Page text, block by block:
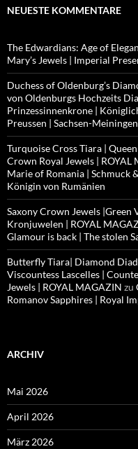
NEUESTE KOMMENTARE
The Edwardians: Age of
Mary’s Jewels | Imperial
Duchess of Oldenburg’s
von Oldenburgs Hochzeits
Prinzessinnenkrone |
Preussen | Sachsen-Meiningen
Turquoise Cross Tiara |
Crown Royal Jewels | ROYAL
Marie of Romania | Schmuck
Königin von Rumänien
Saxony Crown Jewels |Green
Kronjuwelen | ROYAL
Glamour is back | The stolen
Butterfly Tiara| Diamond
Viscountess Lascelles |
Jewels | ROYAL MAGAZIN zu
Romanov Sapphires | Royal
ARCHIV
Mai 2026
April 2026
März 2026